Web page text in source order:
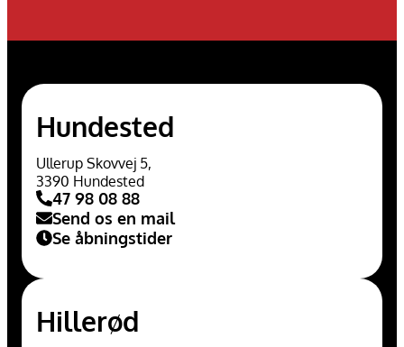
Hundested
Ullerup Skovvej 5,
3390 Hundested
47 98 08 88
Send os en mail
Se åbningstider
Hillerød